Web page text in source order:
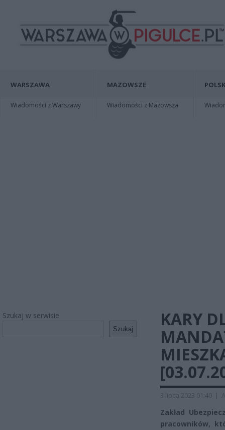
WARSZAWA
Wiadomości z Warszawy
MAZOWSZE
Wiadomości z Mazowsza
Szukaj w serwisie
Szukaj
KARY
3 lipca 2023 01:40 |
Zakład
pracowników,